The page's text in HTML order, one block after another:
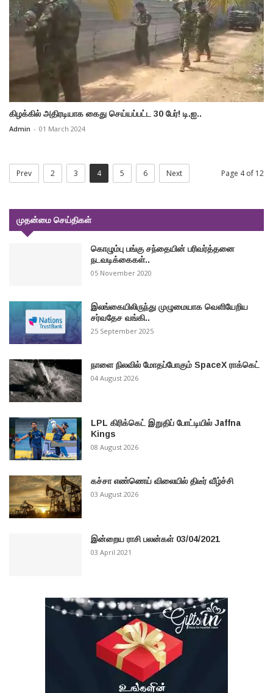
கிழக்கில் அதிரடியாக கைது செய்யப்பட்ட 30 பேர்! டி.ஐ..
Admin - 01 March 2024
Prev 2 3 4 5 6 Next Page 4 of 12
முதன்மை செய்திகள்
கொழும்பு பங்கு சந்தையின் பரிவர்த்தனை
நடவடிக்கைகள்..
05 November 2020
இலங்கையிலிருந்து முழுமையாக வெளியேறிய
சர்வதேச வங்கி..
25 September 2025
நாளை நிலவில் மோதப்போகும் SpaceX ராக்கெட்
04 August 2026
LPL கிரிக்கெட் இறுதிப் போட்டியில் Jaffna
Kings
08 August 2026
கச்சா எண்ணெய் விலையில் திடீர் வீழ்ச்சி
03 August 2026
இன்றைய ராசி பலன்கள் 03/04/2021
03 April 2021